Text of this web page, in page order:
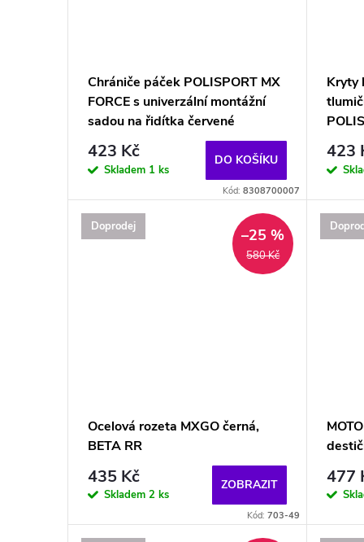
Chrániče páček POLISPORT MX
FORCE s univerzální montážní
sadou na řidítka červené
423 Kč
Skladem 1 ks
DO KOŠÍKU
Kód:8308700007
Kryty
423
Doprodej
580 Kč
–25 %
Ocelová rozeta MXGO černá,
BETA RR
435 Kč
Skladem 2 ks
ZOBRAZIT
Kód:703-49
477